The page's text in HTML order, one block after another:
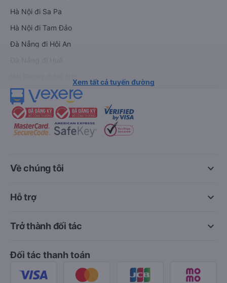
Hà Nội đi Sa Pa
Hà Nội đi Tam Đảo
Đà Nẵng đi Hội An
Xem tất cả tuyến đường
keyboard_arrow_down
Về chúng tôi
keyboard_arrow_down
Hỗ trợ
keyboard_arrow_down
Trở thành đối tác
Đối tác thanh toán